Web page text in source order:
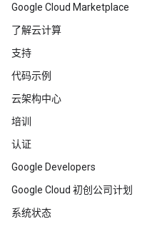
Google Cloud Marketplace
了解云计算
支持
代码示例
云架构中心
培训
认证
Google Developers
Google Cloud 初创公司计划
系统状态